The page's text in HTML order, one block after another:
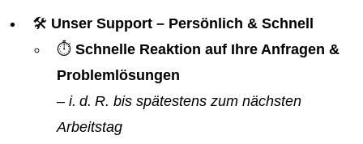
🛠️ Unser Support – Persönlich & Schnell
⏱️ Schnelle Reaktion auf Ihre Anfragen &
Problemlösungen
– i. d. R. bis spätestens zum nächsten
Arbeitstag